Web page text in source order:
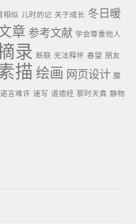
相似 儿时的记 关于成长 冬日暖
章 参考文献 学会尊重他人
录 断联 无法释怀 春望 朋友
描 绘画 网页设计 腹
诺言难许 速写 道德经 那时天真 静物